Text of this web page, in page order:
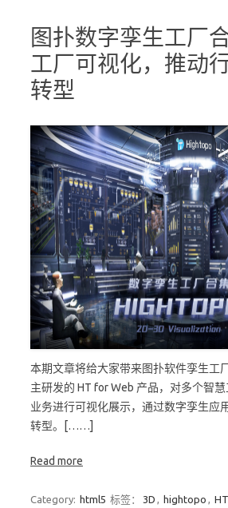
图扑数字孪生工厂
工厂可视化，推动
转型
本期文章将给大家带来图扑软件孪生工
主研发的 HT for Web 产品，对多个智
业务进行可视化展示，通过数字孪生应
转型。[……]
Read more
Category: html5 标签： 3D , hightopo ,